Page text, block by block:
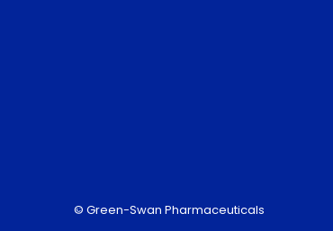
© Green-Swan Pharmaceuticals